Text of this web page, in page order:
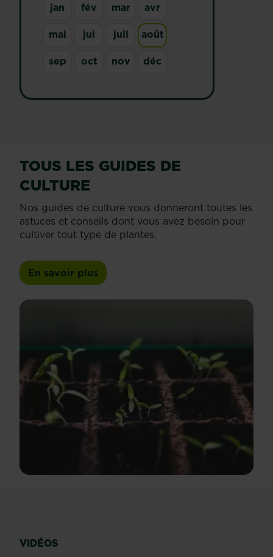
jan fév mar
avr
mai
jui juil
août
sep
oct nov déc
TOUS LES GUIDES DE
CULTURE
Nos guides de culture vous donneront toutes les
astuces et conseils dont vous avez besoin pour
cultiver tout type de plantes.
En savoir plus
VIDÉOS